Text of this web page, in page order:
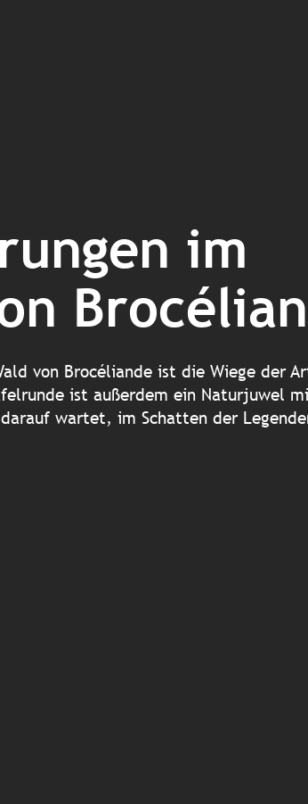
im
von Brocéliande ist die Wiege der
ist außerdem ein Naturjuwel
wartet, im Schatten der